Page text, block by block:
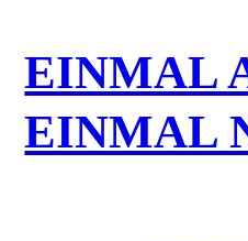
EINMAL
EINMAL